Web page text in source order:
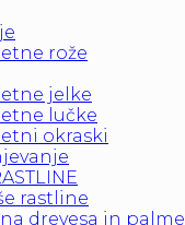
rože
jelke
lučke
okraski
rastline
drevesa in palme